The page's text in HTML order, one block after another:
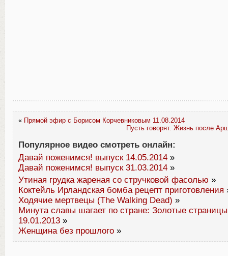
« Прямой эфир с Борисом Корчевниковым 11.08.2014
Пусть говорят. Жизнь после
Популярное видео смотреть онлайн:
Давай поженимся! выпуск 14.05.2014 »
Давай поженимся! выпуск 31.03.2014 »
Утиная грудка жареная со стручковой фасолью »
Коктейль Ирландская бомба рецепт приготовления
Ходячие мертвецы (The Walking Dead) »
Минута славы шагает по стране: Золотые
19.01.2013 »
Женщина без прошлого »